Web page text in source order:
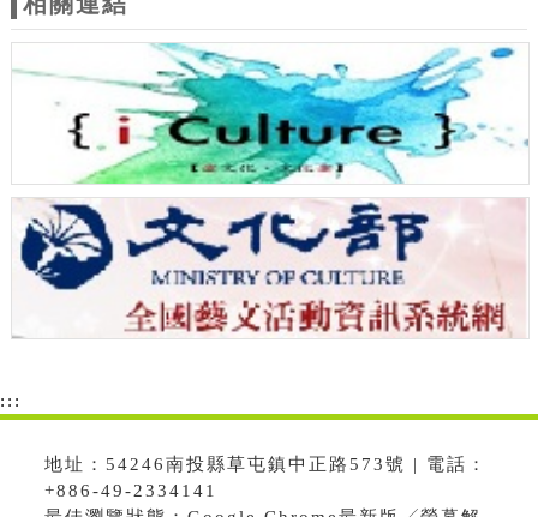
:::
地址：54246南投縣草屯鎮中正路573號 | 電話：
+886-49-2334141